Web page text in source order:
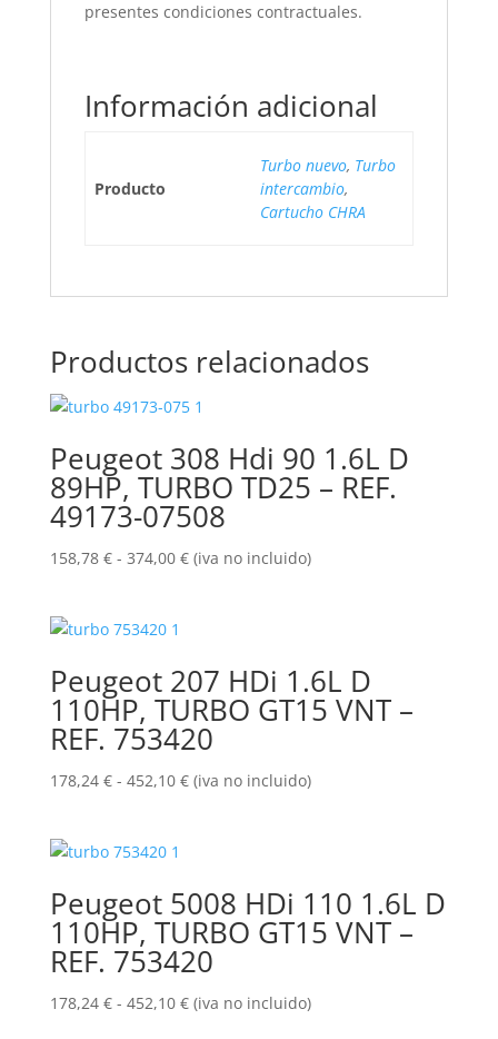
presentes condiciones contractuales.
Información adicional
Producto
Turbo nuevo, Turbo
intercambio,
Cartucho CHRA
Productos relacionados
Peugeot 308 Hdi 90 1.6L D
89HP, TURBO TD25 – REF.
49173-07508
158,78 € - 374,00 €Rango
hasta
374,00 €
(iva no incluido)
Peugeot 207 HDi 1.6L D
110HP, TURBO GT15 VNT –
REF. 753420
178,24 € - 452,10 €Rango
hasta
452,10 €
(iva no incluido)
Peugeot 5008 HDi 110 1.6L D
110HP, TURBO GT15 VNT –
REF. 753420
178,24 € - 452,10 €Rango
(iva no incluido)